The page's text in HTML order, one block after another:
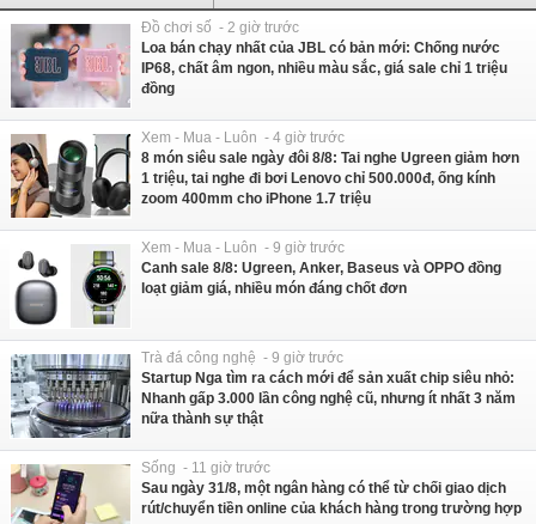
Đồ chơi số - 2 giờ trước
Loa bán chạy nhất của JBL có bản mới: Chống nước
IP68, chất âm ngon, nhiều màu sắc, giá sale chỉ 1 triệu
đồng
Xem - Mua - Luôn - 4 giờ trước
8 món siêu sale ngày đôi 8/8: Tai nghe Ugreen giảm hơn
1 triệu, tai nghe đi bơi Lenovo chỉ 500.000đ, ống kính
zoom 400mm cho iPhone 1.7 triệu
Xem - Mua - Luôn - 9 giờ trước
Canh sale 8/8: Ugreen, Anker, Baseus và OPPO đồng
loạt giảm giá, nhiều món đáng chốt đơn
Trà đá công nghệ - 9 giờ trước
Startup Nga tìm ra cách mới để sản xuất chip siêu nhỏ:
Nhanh gấp 3.000 lần công nghệ cũ, nhưng ít nhất 3 năm
nữa thành sự thật
Sống - 11 giờ trước
Sau ngày 31/8, một ngân hàng có thể từ chối giao dịch
rút/chuyển tiền online của khách hàng trong trường hợp